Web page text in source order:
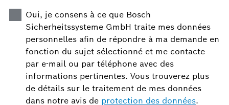
Oui, je consens à ce que Bosch
Sicherheitssysteme GmbH traite mes données
personnelles afin de répondre à ma demande en
fonction du sujet sélectionné et me contacte
par e-mail ou par téléphone avec des
informations pertinentes. Vous trouverez plus
de détails sur le traitement de mes données
dans notre avis de protection des données.